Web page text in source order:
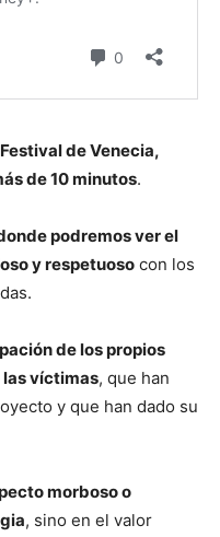
de Venecia,
de 10 minutos.
podremos ver el
y respetuoso con los
de los propios
víctimas, que han
y que han dado su
morboso o
, sino en el valor